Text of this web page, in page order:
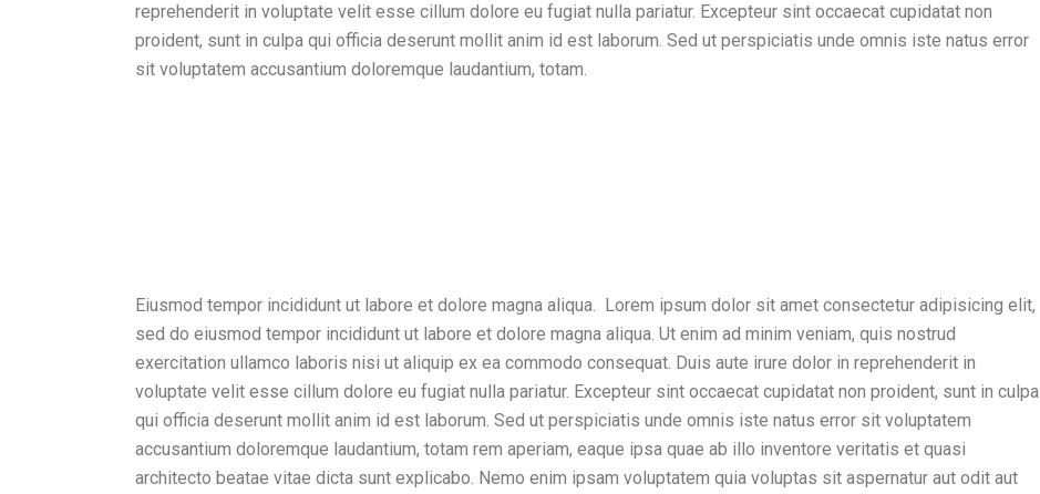
reprehenderit in voluptate velit esse cillum dolore eu fugiat nulla pariatur. Excepteur sint occaecat cupidatat non
proident, sunt in culpa qui officia deserunt mollit anim id est laborum. Sed ut perspiciatis unde omnis iste natus error
sit voluptatem accusantium doloremque laudantium, totam.
Eiusmod tempor incididunt ut labore et dolore magna aliqua. Lorem ipsum dolor sit amet consectetur adipisicing elit,
sed do eiusmod tempor incididunt ut labore et dolore magna aliqua. Ut enim ad minim veniam, quis nostrud
exercitation ullamco laboris nisi ut aliquip ex ea commodo consequat. Duis aute irure dolor in reprehenderit in
voluptate velit esse cillum dolore eu fugiat nulla pariatur. Excepteur sint occaecat cupidatat non proident, sunt in culpa
qui officia deserunt mollit anim id est laborum. Sed ut perspiciatis unde omnis iste natus error sit voluptatem
accusantium doloremque laudantium, totam rem aperiam, eaque ipsa quae ab illo inventore veritatis et quasi
architecto beatae vitae dicta sunt explicabo. Nemo enim ipsam voluptatem quia voluptas sit aspernatur aut odit aut